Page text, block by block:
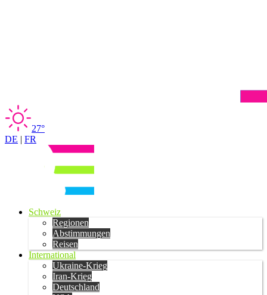
27°
DE | FR
Schweiz
Regionen
Abstimmungen
Reisen
International
Ukraine-Krieg
Iran-Krieg
Deutschland